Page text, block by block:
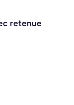
retenue